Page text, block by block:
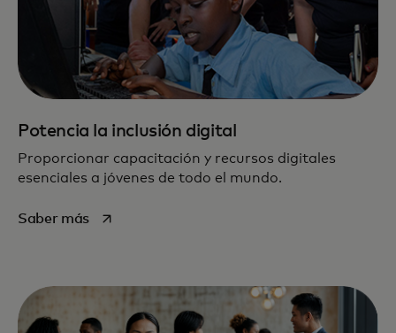
Potencia la inclusión digital
Proporcionar capacitación y recursos digitales
esenciales a jóvenes de todo el mundo.
Saber másse abre en una pestaña nueva